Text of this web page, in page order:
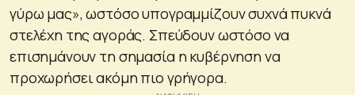
γύρω μας», ωστόσο υπογραμμίζουν συχνά πυκνά
στελέχη της αγοράς. Σπεύδουν ωστόσο να
επισημάνουν τη σημασία η κυβέρνηση να
προχωρήσει ακόμη πιο γρήγορα.